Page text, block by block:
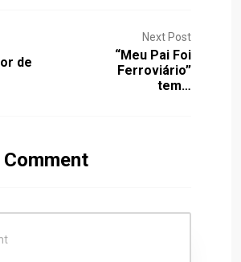
de
Next Post
“Meu Pai Foi
Ferroviário”
tem…
Comment